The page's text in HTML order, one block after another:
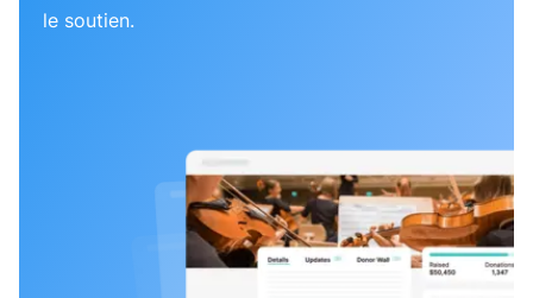
le soutien.